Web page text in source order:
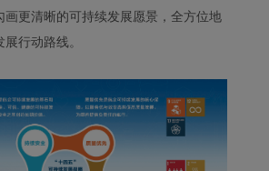
画更清晰的可持续发展愿景，全方位地
行动路线。